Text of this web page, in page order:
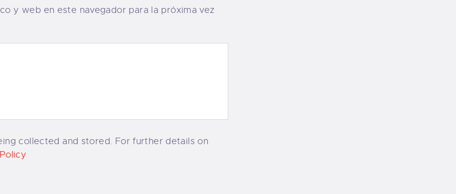
y web en este navegador para la próxima vez
collected and stored. For further details on